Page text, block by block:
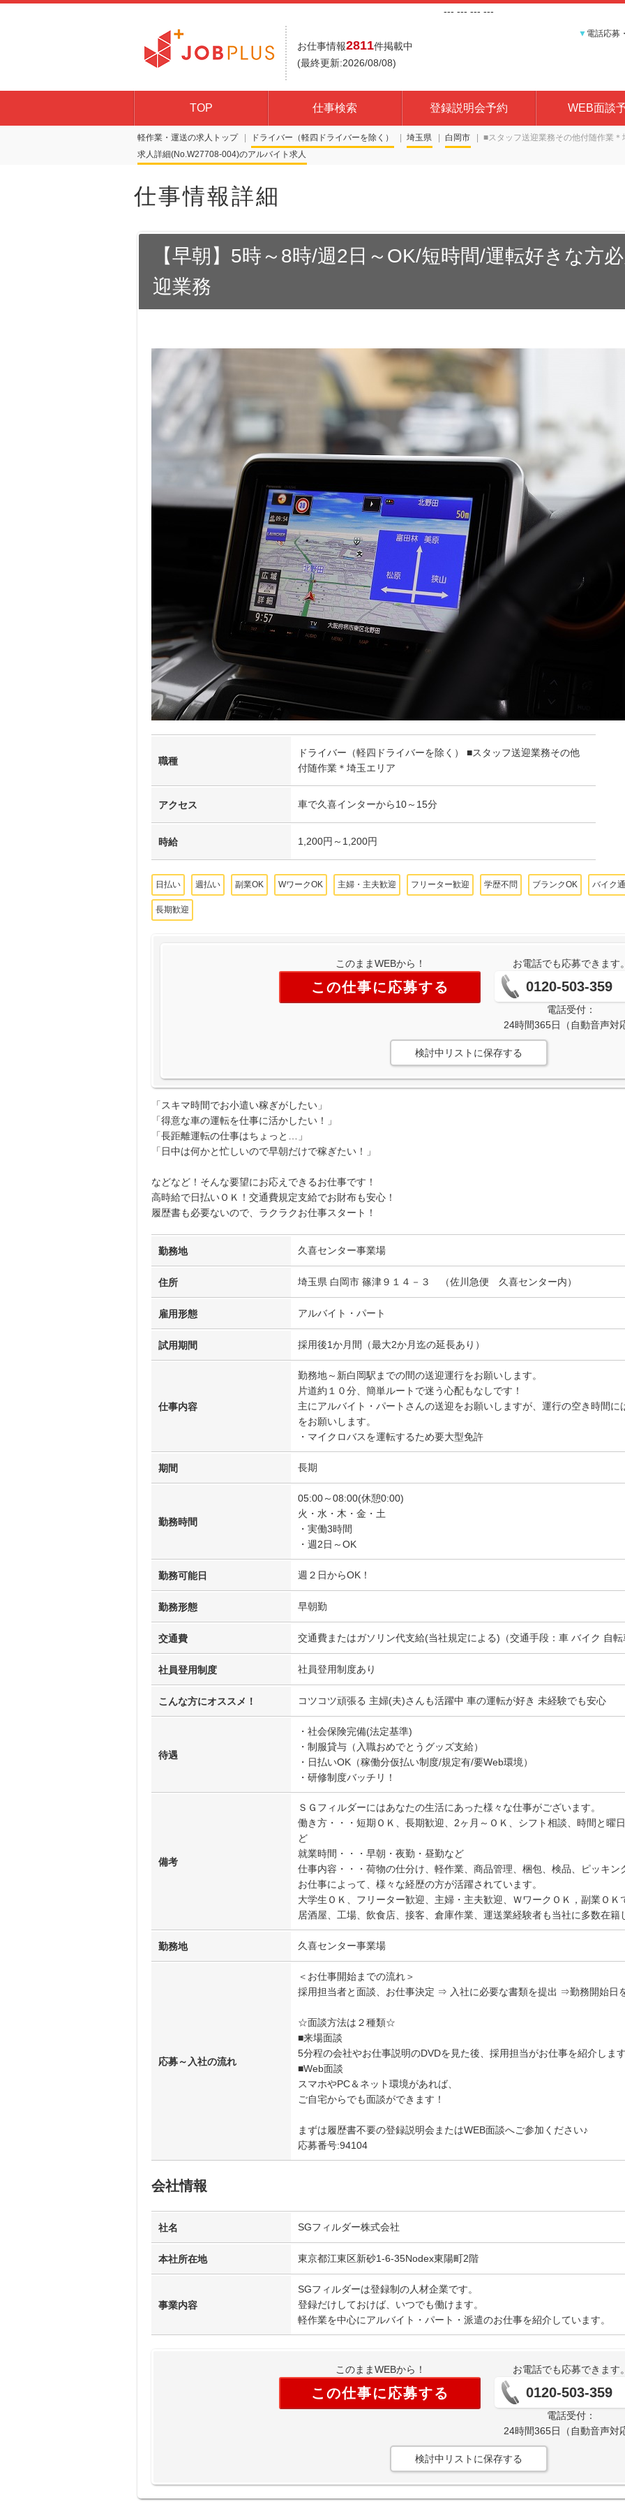
--- --- --- ---
お仕事情報2811件掲載中
(最終更新:2026/08/08)
▼ 電話応募
TOP 仕事検索 登録説明会予約 WEB面談
軽作業・運送の求人トップ ドライバー（軽四ドライバーを除く） 埼玉県 白岡市
■スタッフ送迎業務その他付随作業＊
求人詳細(No.W27708-004)
仕事情報詳細
【早朝】5時～8時/週2日～OK/短時間/運転好きな方
迎業務
職種
ドライバー（軽四ドライバーを除く） ■スタッフ送迎業務その他
付随作業＊埼玉エリア
アクセス 車で久喜インターから10～15分
時給 1,200円～1,200円
日払い 週払い 副業OK WワークOK 主婦・主夫歓迎 フリーター歓迎 学歴不問 ブランクOK バイク
長期歓迎
このままWEBから！
この仕事に応募する
お電話でも応募できます
0120-503-359
電話受付：
24時間365日（自動音声対
検討中リストに保存する
「スキマ時間でお小遣い稼ぎがしたい」
「得意な車の運転を仕事に活かしたい！」
「長距離運転の仕事はちょっと…」
「日中は何かと忙しいので早朝だけで稼ぎたい！」
などなど！そんな要望にお応えできるお仕事です！
高時給で日払いＯＫ！交通費規定支給でお財布も安心！
履歴書も必要ないので、ラクラクお仕事スタート！
勤務地 久喜センター事業場
住所 埼玉県 白岡市 篠津９１４－３ （佐川急便 久喜センター内）
雇用形態 アルバイト・パート
試用期間 採用後1か月間（最大2か月迄の延長あり）
仕事内容
勤務地～新白岡駅までの間の送迎運行をお願いします。
片道約１０分、簡単ルートで迷う心配もなしです！
主にアルバイト・パートさんの送迎をお願いしますが、運行の空き時間
をお願いします。
・マイクロバスを運転するため要大型免許
期間 長期
勤務時間
05:00～08:00(休憩0:00)
火・水・木・金・土
・実働3時間
・週2日～OK
勤務可能日 週２日からOK！
勤務形態 早朝勤
交通費 交通費またはガソリン代支給(当社規定による)（交通手段：車 バイク 自
社員登用制度 社員登用制度あり
こんな方にオススメ！ コツコツ頑張る 主婦(夫)さんも活躍中 車の運転が好き 未経験でも安心
待遇
・社会保険完備(法定基準)
・制服貸与（入職おめでとうグッズ支給）
・日払いOK（稼働分仮払い制度/規定有/要Web環境）
・研修制度バッチリ！
備考
ＳＧフィルダーにはあなたの生活にあった様々な仕事がございます。
働き方・・・短期ＯＫ、長期歓迎、2ヶ月～ＯＫ、シフト相談、時間と曜
ど
就業時間・・・早朝・夜勤・昼勤など
仕事内容・・・荷物の仕分け、軽作業、商品管理、梱包、検品、ピッキン
お仕事によって、様々な経歴の方が活躍されています。
大学生ＯＫ、フリーター歓迎、主婦・主夫歓迎、ＷワークＯＫ，副業ＯＫ
居酒屋、工場、飲食店、接客、倉庫作業、運送業経験者も当社に多数在籍
勤務地 久喜センター事業場
応募～入社の流れ
＜お仕事開始までの流れ＞
採用担当者と面談、お仕事決定 ⇒ 入社に必要な書類を提出 ⇒勤務開始日
☆面談方法は２種類☆
■来場面談
5分程の会社やお仕事説明のDVDを見た後、採用担当がお仕事を紹介しま
■Web面談
スマホやPC＆ネット環境があれば、
ご自宅からでも面談ができます！
まずは履歴書不要の登録説明会またはWEB面談へご参加ください♪
応募番号:94104
会社情報
社名 SGフィルダー株式会社
本社所在地 東京都江東区新砂1-6-35Nodex東陽町2階
事業内容
SGフィルダーは登録制の人材企業です。
登録だけしておけば、いつでも働けます。
軽作業を中心にアルバイト・パート・派遣のお仕事を紹介しています。
このままWEBから！
この仕事に応募する
お電話でも応募できます
0120-503-359
電話受付：
24時間365日（自動音声対
検討中リストに保存する